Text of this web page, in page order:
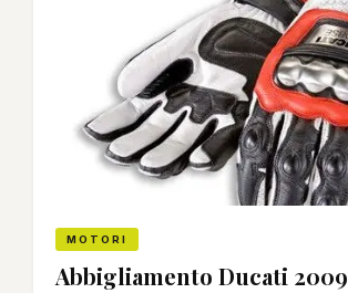
MOTORI
Abbigliamento Ducati 2009